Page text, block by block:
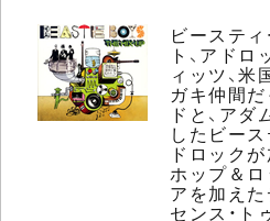
ビーステ
ト、アド
ィッツ、米
ガキ仲間
ドと、ア
したビース
ドロック
ホップ＆
アを加えた
センス・ト